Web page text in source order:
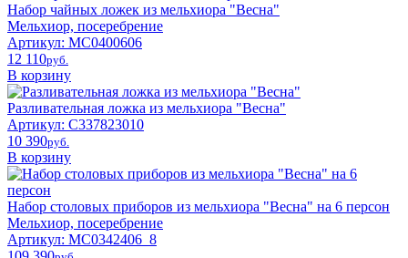
Набор чайных ложек из мельхиора "Весна"
Мельхиор, посеребрение
Артикул: МС0400606
12 110pyб.
В корзину
Разливательная ложка из мельхиора "Весна"
Артикул: С337823010
10 390pyб.
В корзину
Набор столовых приборов из мельхиора "Весна" на 6 персон
Мельхиор, посеребрение
Артикул: МС0342406_8